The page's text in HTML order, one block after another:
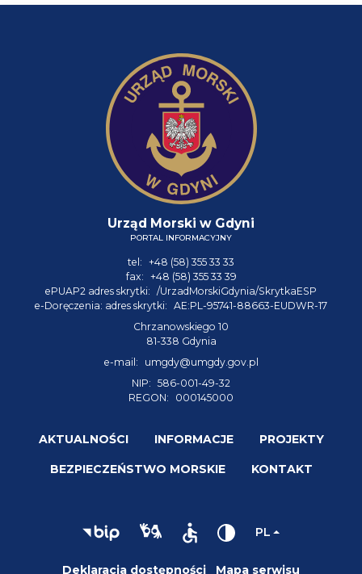
Urząd Morski w Gdyni
PORTAL INFORMACYJNY
tel: +48 (58) 355 33 33
fax: +48 (58) 355 33 39
ePUAP2 adres skrytki: /UrzadMorskiGdynia/SkrytkaESP
e-Doręczenia: adres skrytki: AE:PL-95741-88663-EUDWR-17
Chrzanowskiego 10
81-338 Gdynia
e-mail:
umgdy@umgdy.gov.pl
NIP: 586-001-49-32
REGON:
000145000
AKTUALNOŚCI INFORMACJE PROJEKTY
BEZPIECZEŃSTWO MORSKIE KONTAKT
PL
Deklaracja dostępności Mapa serwisu